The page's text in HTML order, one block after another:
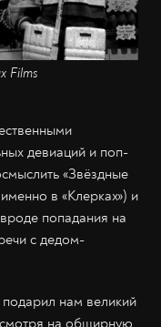
Films
девиаций и поп-
«Звёздные
в «Клерках») и
попадания на
с дедом-
нам великий